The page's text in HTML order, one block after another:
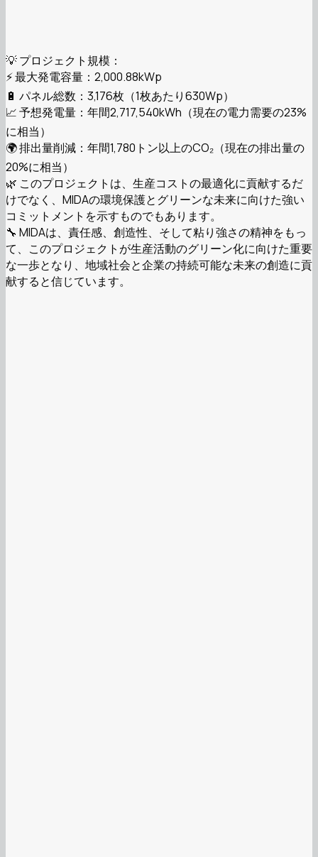
💡 プロジェクト規模：
⚡ 最大発電容量：2,000.88kWp
🔋 パネル総数：3,176枚（1枚あたり630Wp）
📈 予想発電量：年間2,717,540kWh（現在の電力需要の23%
に相当）
🌍 排出量削減：年間1,780トン以上のCO₂（現在の排出量の
20%に相当）
🌿 このプロジェクトは、生産コストの最適化に貢献するだ
けでなく、MIDAの環境保護とグリーンな未来に向けた強い
コミットメントを示すものでもあります。
🔧 MIDAは、責任感、創造性、そして粘り強さの精神をもっ
て、このプロジェクトが生産活動のグリーン化に向けた重要
な一歩となり、地域社会と企業の持続可能な未来の創造に貢
献すると信じています。